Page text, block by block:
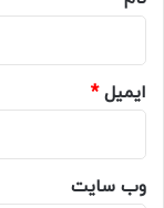
ایمیل*
وب‌ سایت